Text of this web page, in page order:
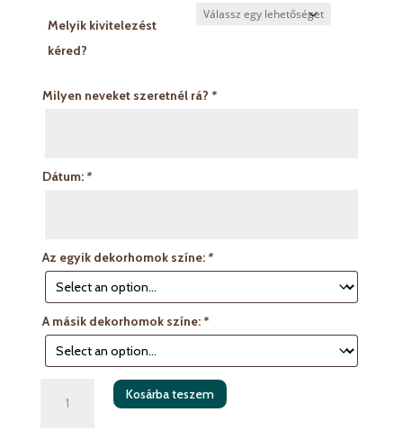
17,181Ft
Melyik kivitelezést
kéred?
Milyen neveket szeretnél rá? *
Dátum:*
Az egyik dekorhomok színe:*
A másik dekorhomok színe:*
Homokceremóniás
doboz
Kosárba teszem